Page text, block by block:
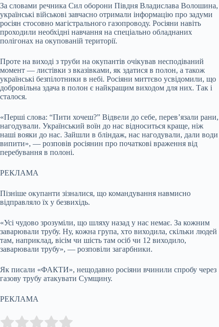
За словами речника Сил оборони Півдня Владислава Волошина,
українські військові завчасно отримали інформацію про задуми
росіян стосовно магістрального газопроводу. Росіяни навіть
проходили необхідні навчання на спеціально обладнаних
полігонах на окупованій території.
Проте на виході з труби на окупантів очікував несподіваний
момент — листівки з вказівками, як здатися в полон, а також
українські безпілотники в небі. Росіяни миттєво усвідомили, що
добровільна здача в полон є найкращим виходом для них. Так і
сталося.
«Перші слова: “Пити хочеш?” Відвели до себе, перев’язали рани,
нагодували. Український воїн до нас відноситься краще, ніж
наші вояки до нас. Зайшли в бліндаж, нас нагодували, дали води
випити», — розповів росіянин про початкові враження від
перебування в полоні.
РЕКЛАМА
Пізніше окупанти зізналися, що командування навмисно
відправляло їх у безвихідь.
«Усі чудово зрозуміли, що шляху назад у нас немає. За кожним
заварювали трубу. Ну, кожна група, хто виходила, скільки людей
там, наприклад, вісім чи шість там осіб чи 12 виходило,
заварювали трубу», — розповіли загарбники.
Як писали «ФАКТИ», нещодавно росіяни вчинили спробу через
газову трубу атакувати Сумщину.
РЕКЛАМА
Rate this item: